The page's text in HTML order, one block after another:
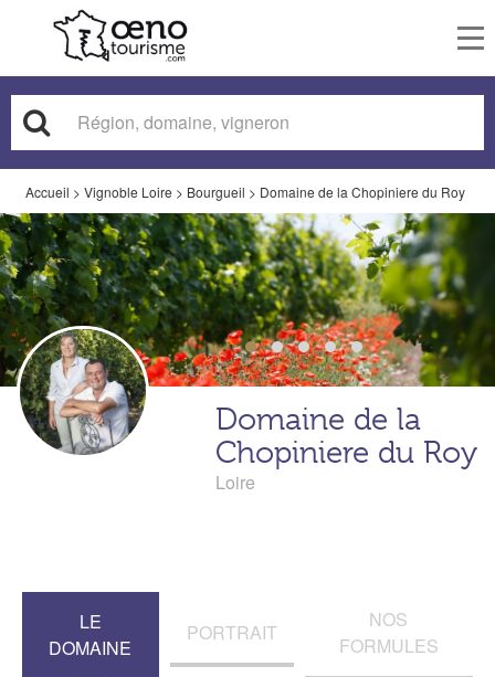
Accueil > Vignoble Loire > Bourgueil > Domaine de la Chopiniere du Roy
Domaine de la
Chopiniere du Roy
Loire
LE
DOMAINE
PORTRAIT
NOS
FORMULES